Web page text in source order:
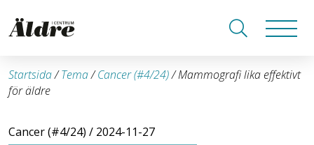
Startsida/Tema/Cancer (#4/24)/Mammografi lika effektivt
­för äldre
Cancer (#4/24) / 2024-11-27